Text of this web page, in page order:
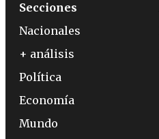
Secciones
Nacionales
+ análisis
Política
Economía
Mundo